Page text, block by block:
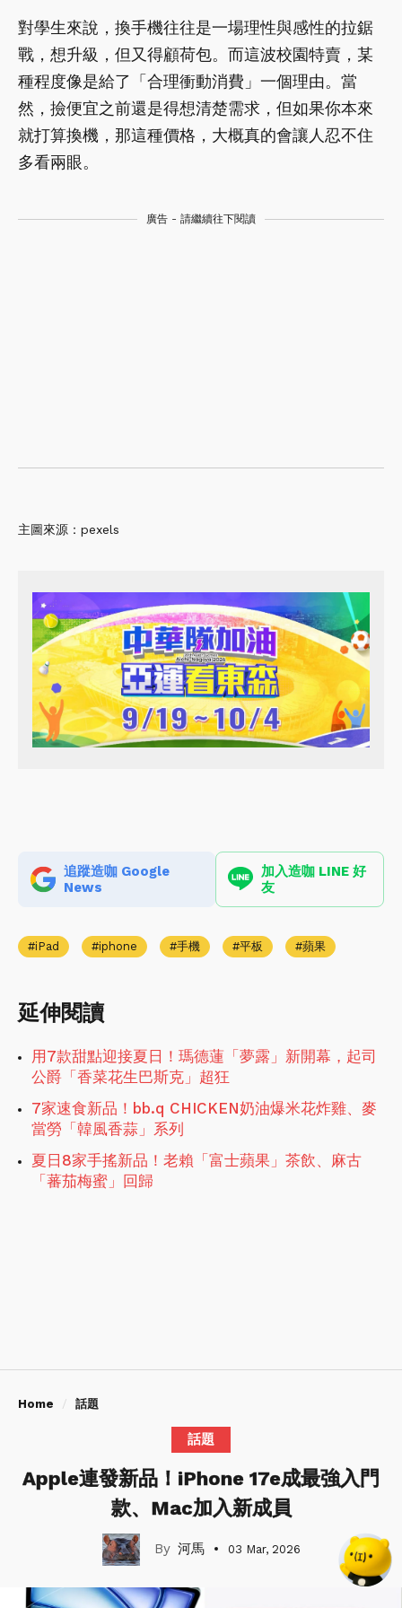
對學生來說，換手機往往是一場理性與感性的拉鋸
戰，想升級，但又得顧荷包。而這波校園特賣，某
種程度像是給了「合理衝動消費」一個理由。當
然，撿便宜之前還是得想清楚需求，但如果你本來
就打算換機，那這種價格，大概真的會讓人忍不住
多看兩眼。
廣告 - 請繼續往下閱讀
主圖來源：pexels
追蹤造咖 Google
News
加入造咖 LINE 好
友
iPad iphone 手機 平板 蘋果
延伸閱讀
用7款甜點迎接夏日！瑪德蓮「夢露」新開幕，起司
公爵「香菜花生巴斯克」超狂
7家速食新品！bb.q CHICKEN奶油爆米花炸雞、麥
當勞「韓風香蒜」系列
夏日8家手搖新品！老賴「富士蘋果」茶飲、麻古
「蕃茄梅蜜」回歸
Home 話題
話題
Apple連發新品！iPhone 17e成最強入門
款、Mac加入新成員
河馬 03 Mar, 2026